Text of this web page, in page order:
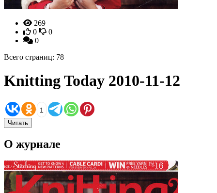
269
0
0
0
Всего страниц: 78
Knitting Today 2010-11-12
1
Читать
О журнале